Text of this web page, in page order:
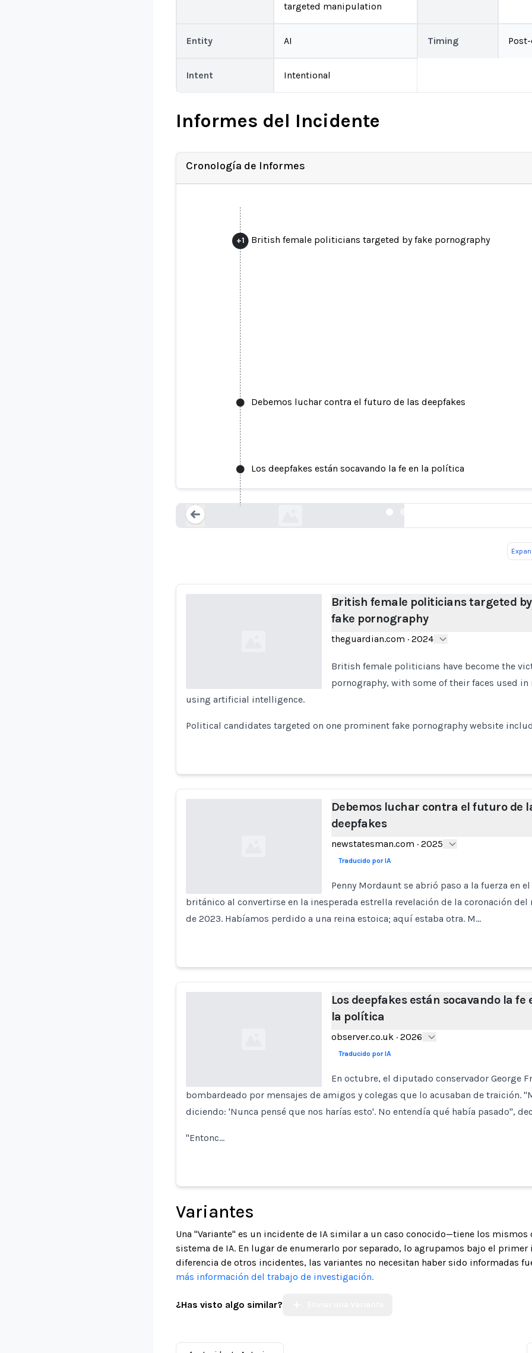
targeted manipulation
Entity AI Timing
Intent Intentional
Informes del Incidente
Cronología de Informes
+1 British female politicians targeted by fake pornography
Debemos luchar contra el futuro de las deepfakes
Los deepfakes están socavando la fe en la política
Loading...
British female politicians targeted by fake
British female politicians targeted by
fake pornography
theguardian.com · 2024
British female politicians have become the
pornography, with some of their faces used in
using artificial intelligence.
Political candidates targeted on one prominent fake pornography website
Debemos luchar contra el futuro de
deepfakes
newstatesman.com · 2025
Traducido por IA
Penny Mordaunt se abrió paso a la fuerza en
británico al convertirse en la inesperada estrella revelación de la coronación del
de 2023. Habíamos perdido a una reina estoica; aquí estaba otra. M…
Los deepfakes están socavando la fe
la política
observer.co.uk· 2026
Traducido por IA
En octubre, el diputado conservador George
bombardeado por mensajes de amigos y colegas que lo acusaban de traición.
diciendo: 'Nunca pensé que nos harías esto'. No entendía qué había pasado",
"Entonc…
Variantes
Una "Variante" es un incidente de IA similar a un caso conocido—tiene los mismos
sistema de IA. En lugar de enumerarlo por separado, lo agrupamos bajo el
diferencia de otros incidentes, las variantes no necesitan haber sido informadas
más información del trabajo de investigación.
¿Has visto algo similar?